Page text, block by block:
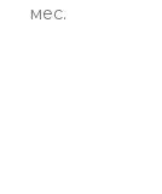
мес.